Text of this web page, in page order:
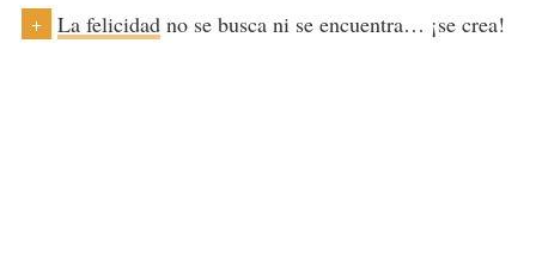
+ La felicidadno se busca ni se encuentra… ¡se crea!